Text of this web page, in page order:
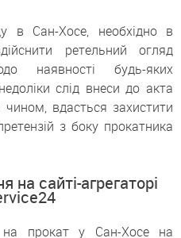
в Сан-Хосе, необхідно в
ретельний огляд
наявності будь-яких
слід внеси до акта
вдасться захистити
з боку прокатника
сайті-агрегаторі
прокат у Сан-Хосе на